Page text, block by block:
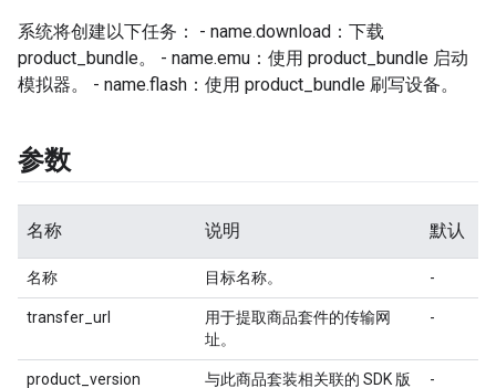
系统将创建以下任务： - name.download：下载
product_bundle。 - name.emu：使用 product_bundle 启动
模拟器。 - name.flash：使用 product_bundle 刷写设备。
参数
名称 说明 默认
名称 目标名称。 -
transfer_url
用于提取商品套件的传输网
址。
-
product_version 与此商品套装相关联的 SDK 版 -